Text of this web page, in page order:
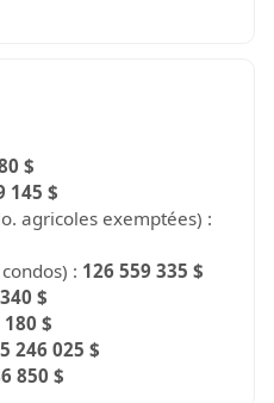
$
145 $
agricoles exemptées) :
: 126 559 335 $
$
180 $
246 025 $
850 $